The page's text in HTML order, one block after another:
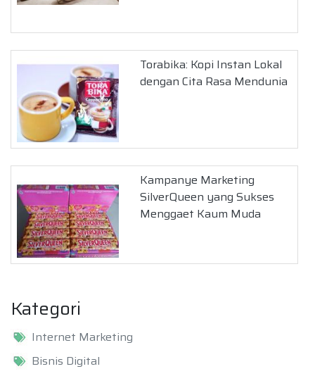
Torabika: Kopi Instan Lokal
dengan Cita Rasa Mendunia
Kampanye Marketing
SilverQueen yang Sukses
Menggaet Kaum Muda
Kategori
Internet Marketing
Bisnis Digital